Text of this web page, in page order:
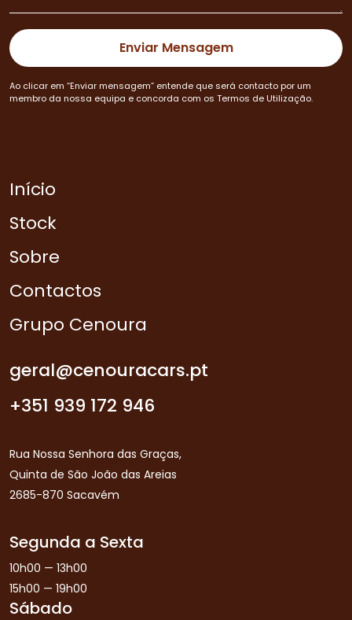
Ao clicar em “Enviar mensagem” entende que será contacto por um
membro da nossa equipa e concorda com os Termos de Utilização.
Início
Stock
Sobre
Contactos
Grupo Cenoura
geral@cenouracars.pt
+351 939 172 946
Rua Nossa Senhora das Graças,
Quinta de São João das Areias
2685-870 Sacavém
Segunda a Sexta
10h00 — 13h00
15h00 — 19h00
Sábado